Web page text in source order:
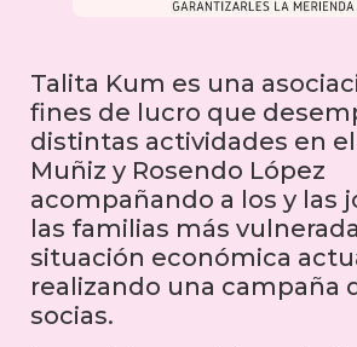
Talita Kum es una
fines de lucro que
distintas actividades en
Muñiz y Rosendo López
acompañando a los y las
las familias más
situación económica
realizando una campaña
socias.